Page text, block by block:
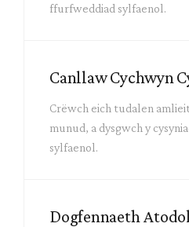
ffurfweddiad sylfaenol.
Canllaw Cychwyn
Crëwch eich tudalen
munud, a dysgwch y
sylfaenol.
Dogfennaeth